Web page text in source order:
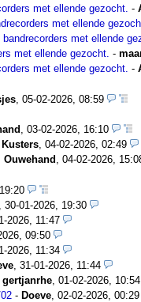
met ellende gezocht. -
met ellende
met ellende
met ellende gezocht. -
met ellende gezocht. -
05-02-2026, 08:59
, 03-02-2026, 16:10
, 04-02-2026, 02:49
Ouwehand , 04-02-2026,
30-01-2026, 19:30
2026, 11:47
09:50
2026, 11:34
31-01-2026, 11:44
gertjanrhe 01-02-2026, 10:54
- Doeve 02-02-2026, 00:29